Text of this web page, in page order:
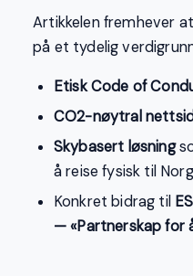
Artikkelen fremhever
på et tydelig
Etisk Code of
CO2-nøytral
Skybasert løsning
å reise fysisk til
Konkret bidrag til
— «Partnerskap for